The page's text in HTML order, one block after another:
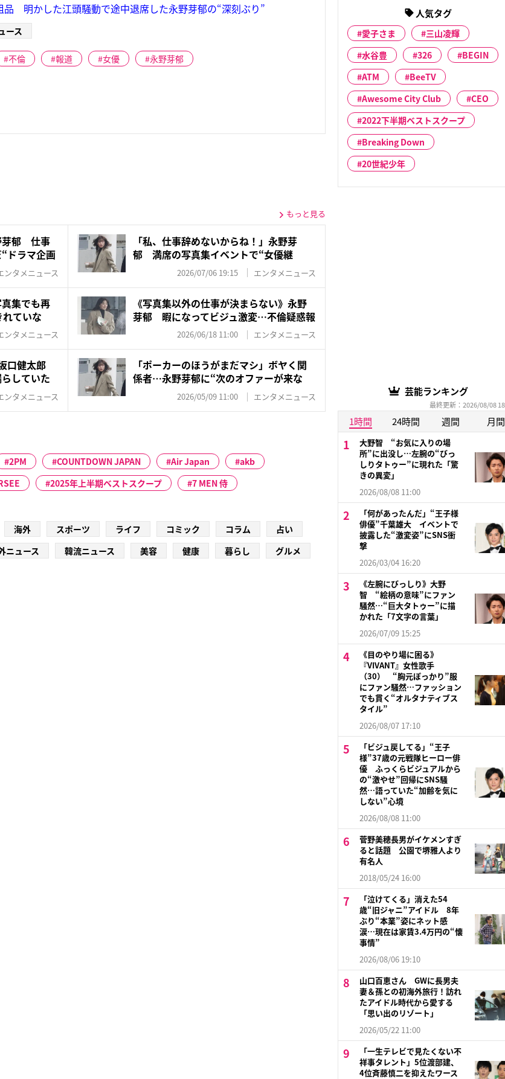
品 明かした江頭騒動で途中退席した永野芽郁の“深刻ぶり”
ース
不倫 報道 女優
永野芽郁
もっと見る
芽郁 仕事
ドラマ企画
ンタメニュース
「私、仕事辞めないからね！」永野芽
郁 満席の写真集イベントで“女優継
2026/07/06 19:15 エンタメニュース
集でも再
ていな
ンタメニュース
《写真集以外の仕事が決まらない》永野
芽郁 暇になってビジュ激変…不倫疑惑報
2026/06/18 11:00 エンタメニュース
口健太郎
していた
ンタメニュース
「ポーカーのほうがまだマシ」ボヤく関
係者…永野芽郁に“次のオファーが来な
2026/05/09 11:00 エンタメニュース
2PM COUNTDOWN JAPAN Air Japan
akb
2025年上半期ベストスクープ 7 MEN 侍
海外 スポーツ ライフ コミック コラム
占い
ニュース 韓流ニュース 美容 健康 暮らし グルメ
人気タグ
愛子さま
三山凌輝
水谷豊
326
BEGIN
ATM
BeeTV
Awesome City Club
CEO
2022下半期ベストスクープ
Breaking Down
20世紀少年
芸能ランキング
最終更新：2026/08/08
1時間 24時間 週間 月間
大野智 “お気に入りの場
所”に出没し…左腕の“びっ
しりタトゥー”に現れた「驚
きの異変」
2026/08/08 11:00
「何があったんだ」“王子様
俳優”千葉雄大 イベントで
披露した“激変姿”にSNS衝
撃
2026/03/04 16:20
《左腕にびっしり》大野
智 “絵柄の意味”にファン
騒然…“巨大タトゥー”に描
かれた「7文字の言葉」
2026/07/09 15:25
《目のやり場に困る》
『VIVANT』女性歌手
（30） “胸元ぽっかり”服
にファン騒然…ファッション
でも貫く“オルタナティブス
タイル”
2026/08/07 17:10
「ビジュ戻してる」“王子
様”37歳の元戦隊ヒーロー俳
優 ふっくらビジュアルから
の“激やせ”回帰にSNS騒
然…語っていた“加齢を気に
しない”心境
2026/08/08 11:00
菅野美穂長男がイケメンすぎ
ると話題 公園で堺雅人より
有名人
2018/05/24 16:00
「泣けてくる」消えた54
歳“旧ジャニ”アイドル 8年
ぶり“本業”姿にネット感
涙…現在は家賃3.4万円の“懐
事情”
2026/08/06 19:10
山口百恵さん GWに長男夫
妻＆孫との初海外旅行！訪れ
たアイドル時代から愛する
「思い出のリゾート」
2026/05/22 11:00
「一生テレビで見たくない不
祥事タレント」5位渡部建、
4位斉藤慎二を抑えたワース